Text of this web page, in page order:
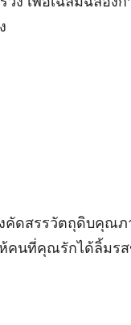
คัดสรรวัตถุดิบคุณ
คนที่คุณรักได้ลิ้มร